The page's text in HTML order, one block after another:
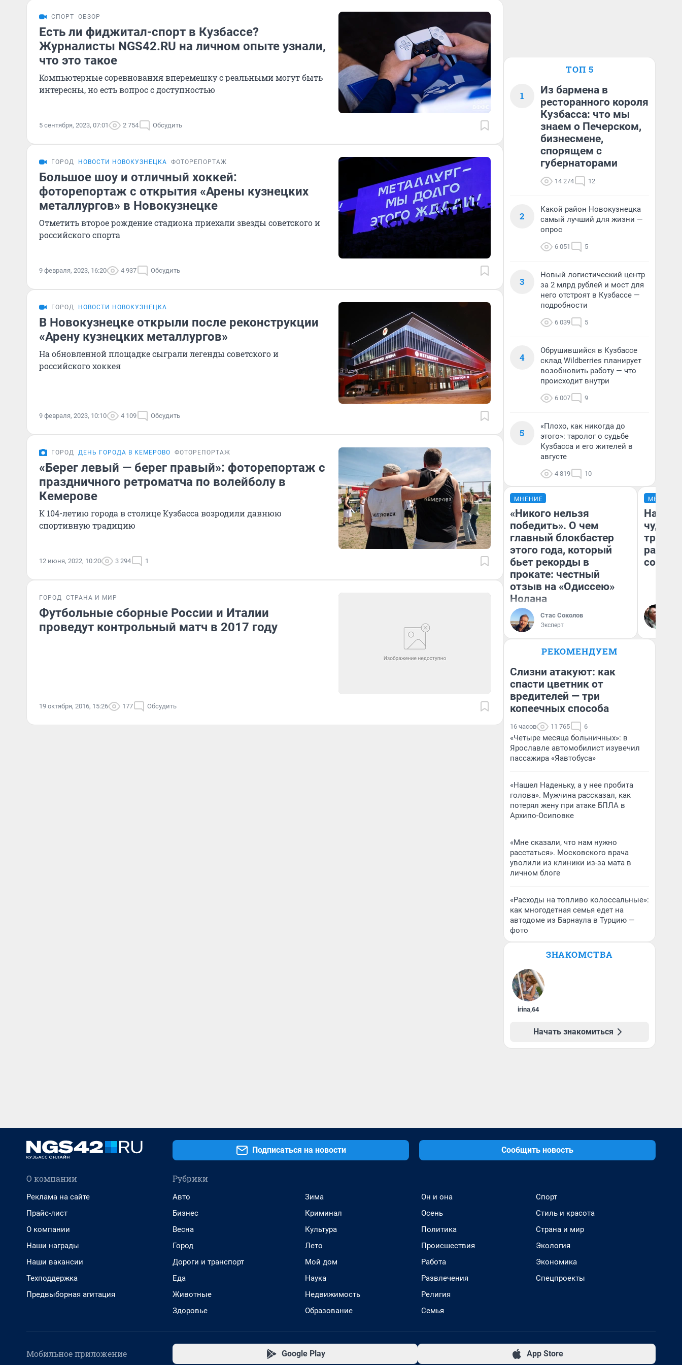
СПОРТ ОБЗОР
Есть ли фиджитал-спорт в Кузбассе?
Журналисты NGS42.RU на личном опыте узнали,
что это такое
Компьютерные соревнования вперемешку с реальными могут быть
интересны, но есть вопрос с доступностью
5 сентября, 2023, 07:01 2 754 Обсудить
ГОРОД НОВОСТИ НОВОКУЗНЕЦКА ФОТОРЕПОРТАЖ
Большое шоу и отличный хоккей:
фоторепортаж с открытия «Арены кузнецких
металлургов» в Новокузнецке
Отметить второе рождение стадиона приехали звезды советского и
российского спорта
9 февраля, 2023, 16:20 4 937 Обсудить
ГОРОД НОВОСТИ НОВОКУЗНЕЦКА
В Новокузнецке открыли после реконструкции
«Арену кузнецких металлургов»
На обновленной площадке сыграли легенды советского и
российского хоккея
9 февраля, 2023, 10:10 4 109 Обсудить
ГОРОД ДЕНЬ ГОРОДА В КЕМЕРОВО ФОТОРЕПОРТАЖ
«Берег левый — берег правый»: фоторепортаж с
праздничного ретроматча по волейболу в
Кемерове
К 104-летию города в столице Кузбасса возродили давнюю
спортивную традицию
12 июня, 2022, 10:20 3 294 1
ГОРОД СТРАНА И МИР
Футбольные сборные России и Италии
проведут контрольный матч в 2017 году
19 октября, 2016, 15:26 177 Обсудить
ТОП 5
1
Из бармена в
ресторанного короля
Кузбасса: что мы
знаем о Печерском,
бизнесмене,
спорящем с
губернаторами
14 274 12
2
Какой район Новокузнецка
самый лучший для жизни —
опрос
6 051 5
3
Новый логистический центр
за 2 млрд рублей и мост для
него отстроят в Кузбассе —
подробности
6 039 5
4
Обрушившийся в Кузбассе
склад Wildberries планирует
возобновить работу — что
происходит внутри
6 007 9
5
«Плохо, как никогда до
этого»: таролог о судьбе
Кузбасса и его жителей в
августе
4 819 10
МНЕНИЕ
«Никого нельзя
победить». О чем
главный блокбастер
этого года, который
бьет рекорды в
прокате: честный
отзыв на «Одиссею»
Нолана
Стас Соколов
Эксперт
МНЕНИЕ
чудом
РЕКОМЕНДУЕМ
Слизни атакуют: как
спасти цветник от
вредителей — три
копеечных способа
16 часов 11 765 6
«Четыре месяца больничных»: в
Ярославле автомобилист изувечил
пассажира «Яавтобуса»
«Нашел Наденьку, а у нее пробита
голова». Мужчина рассказал, как
потерял жену при атаке БПЛА в
Архипо-Осиповке
«Мне сказали, что нам нужно
расстаться». Московского врача
уволили из клиники из-за мата в
личном блоге
«Расходы на топливо колоссальные»:
как многодетная семья едет на
автодоме из Барнаула в Турцию —
фото
ЗНАКОМСТВА
irina,64
Начать знакомиться
Подписаться на новости Сообщить новость
О компании
Реклама на сайте
Прайс-лист
О компании
Наши награды
Наши вакансии
Техподдержка
Предвыборная агитация
Рубрики
Авто
Бизнес
Весна
Город
Дороги и транспорт
Еда
Животные
Здоровье
Зима
Криминал
Культура
Лето
Мой дом
Наука
Недвижимость
Образование
Он и она
Осень
Политика
Происшествия
Работа
Развлечения
Религия
Семья
Спорт
Стиль и красота
Страна и мир
Экология
Экономика
Спецпроекты
Мобильное приложение Google Play App Store